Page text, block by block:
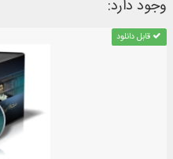
وجود دارد:
قابل دانلود